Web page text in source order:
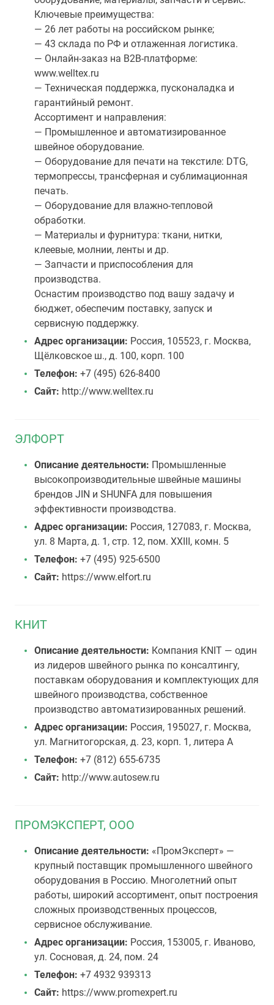
Ключевые преимущества:
— 26 лет работы на российском рынке;
— 43 склада по РФ и отлаженная логистика.
— Онлайн-заказ на B2B-платформе:
www.welltex.ru
— Техническая поддержка, пусконаладка и
гарантийный ремонт.
Ассортимент и направления:
— Промышленное и автоматизированное
швейное оборудование.
— Оборудование для печати на текстиле: DTG,
термопрессы, трансферная и сублимационная
печать.
— Оборудование для влажно-тепловой
обработки.
— Материалы и фурнитура: ткани, нитки,
клеевые, молнии, ленты и др.
— Запчасти и приспособления для
производства.
Оснастим производство под вашу задачу и
бюджет, обеспечим поставку, запуск и
сервисную поддержку.
Адрес организации: Россия, 105523, г. Москва,
Щёлковское ш., д. 100, корп. 100
Телефон: +7 (495) 626-8400
Сайт: http://www.welltex.ru
ЭЛФОРТ
Описание деятельности: Промышленные
высокопроизводительные швейные машины
брендов JIN и SHUNFA для повышения
эффективности производства.
Адрес организации: Россия, 127083, г. Москва,
ул. 8 Марта, д. 1, стр. 12, пом. XXIII, комн. 5
Телефон: +7 (495) 925-6500
Сайт: https://www.elfort.ru
КНИТ
Описание деятельности: Компания KNIT — один
из лидеров швейного рынка по консалтингу,
поставкам оборудования и комплектующих для
швейного производства, собственное
производство автоматизированных решений.
Адрес организации: Россия, 195027, г. Москва,
ул. Магнитогорская, д. 23, корп. 1, литера А
Телефон: +7 (812) 655-6735
Сайт: http://www.autosew.ru
ПРОМЭКСПЕРТ, ООО
Описание деятельности: «ПромЭксперт» —
крупный поставщик промышленного швейного
оборудования в Россию. Многолетний опыт
работы, широкий ассортимент, опыт построения
сложных производственных процессов,
сервисное обслуживание.
Адрес организации: Россия, 153005, г. Иваново,
ул. Сосновая, д. 24, пом. 24
Телефон: +7 4932 939313
Сайт: https://www.promexpert.ru